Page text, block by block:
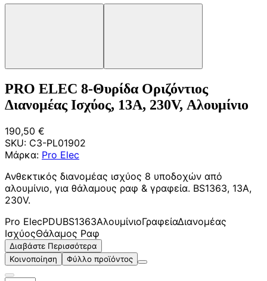
PRO ELEC 8-Θυρίδα Οριζόντιος
Διανομέας Ισχύος, 13A, 230V, Αλουμίνιο
190,50 €
SKU: C3-PL01902
Μάρκα: Pro Elec
Ανθεκτικός διανομέας ισχύος 8 υποδοχών από
αλουμίνιο, για θάλαμους ραφ & γραφεία. BS1363, 13A,
230V.
Pro ElecPDUBS1363ΑλουμίνιοΓραφείαΔιανομέας
ΙσχύοςΘάλαμος Ραφ
Διαβάστε Περισσότερα
Κοινοποίηση
Φύλλο προϊόντος